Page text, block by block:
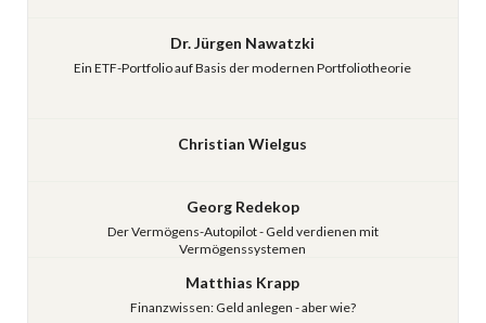
Dr. Jürgen Nawatzki
Ein ETF-Portfolio auf Basis der modernen Portfoliotheorie
Christian Wielgus
Georg Redekop
Der Vermögens-Autopilot - Geld verdienen mit
Vermögenssystemen
Matthias Krapp
Finanzwissen: Geld anlegen - aber wie?